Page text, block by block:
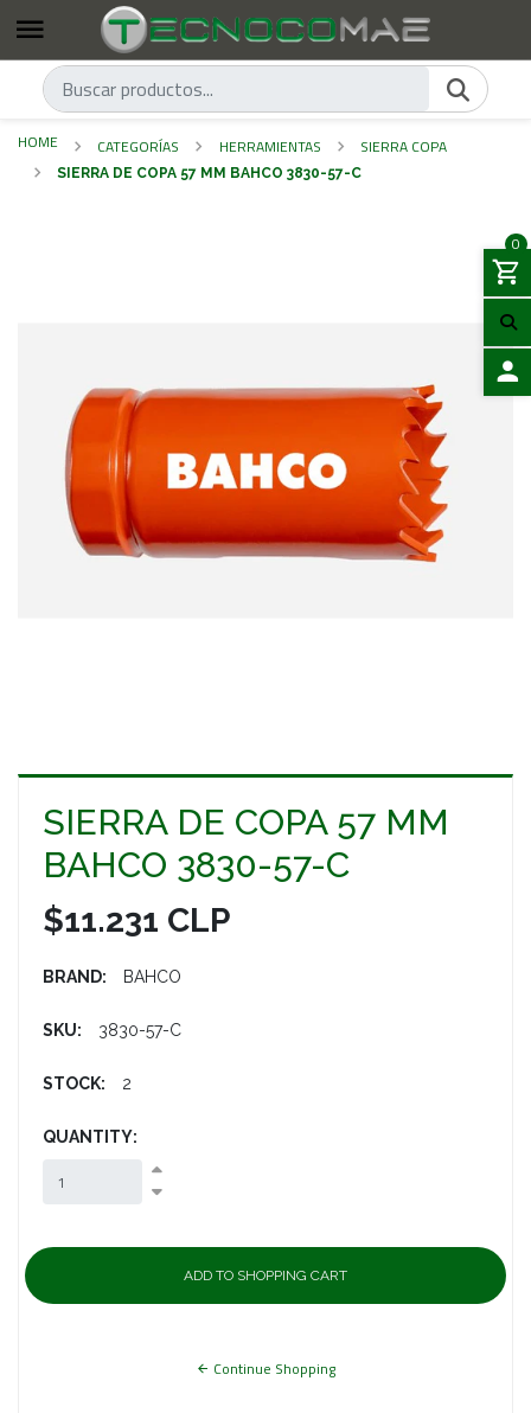
0
HOME CATEGORÍAS HERRAMIENTAS SIERRA COPA
SIERRA DE COPA 57 MM BAHCO 3830-57-C
SIERRA DE COPA 57 MM
BAHCO 3830-57-C
$11.231 CLP
BRAND: BAHCO
SKU: 3830-57-C
STOCK: 2
QUANTITY:
Continue Shopping